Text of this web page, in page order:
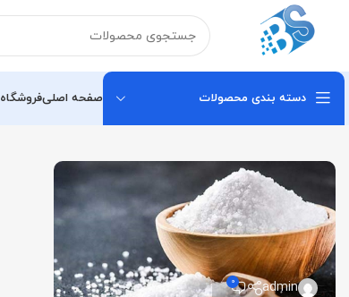
دسته بندی محصولات صفحه اصلیفروشگاه
admin
0